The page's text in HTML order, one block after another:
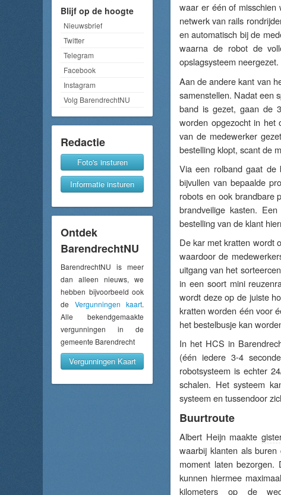
Blijf op de hoogte
Nieuwsbrief
Twitter
Telegram
Facebook
Instagram
Volg BarendrechtNU
Redactie
Foto's insturen
Informatie insturen
Ontdek
BarendrechtNU
BarendrechtNU is meer
dan alleen nieuws, we
hebben bijvoorbeeld ook
de Vergunningen kaart.
Alle bekendgemaakte
vergunningen in de
gemeente Barendrecht
Vergunningen Kaart
waar er één of misschien
netwerk van rails
en automatisch bij de
waarna de robot de
opslagsysteem neergezet.
Aan de andere kant van
samenstellen. Nadat een
band is gezet, gaan de
worden opgezocht in het
van de medewerker
bestelling klopt, scant de
Via een rolband gaat de
bijvullen van bepaalde
robots en ook brandbare
brandveilige kasten.
bestelling van de klant
De kar met kratten wordt
waardoor de
uitgang van het
in een soort mini
wordt deze op de juiste
kratten worden één voor
het bestelbusje kan
In het HCS in
(één iedere 3-4
robotsysteem is echter
schalen. Het systeem
systeem en tussendoor
Buurtroute
Albert Heijn maakte
waarbij klanten als
moment laten
kunnen hiermee
kilometers op de